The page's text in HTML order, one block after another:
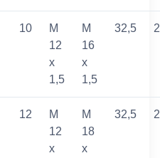
10
M
12
x
1,5
M
16
x
1,5
32,5
12
M
12
x
M
18
x
32,5